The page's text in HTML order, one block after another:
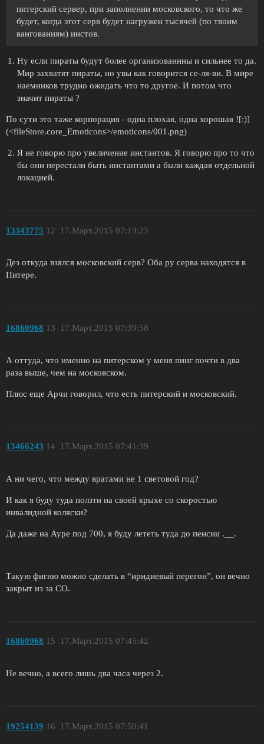
питерский сервер, при заполнении московского, то что же
будет, когда этот серв будет нагружен тысячей (по твоим
вангованиям) инстов.
Ну если пираты будут более организованнны и сильнее то да.
Мир захватят пираты, но увы как говорится се-ля-ви. В мире
наемников трудно ожидать что то другое. И потом что
значит пираты ?
По сути это таже корпорация - одна плохая, одна хорошая ![:)]
(<fileStore.core_Emoticons>/emoticons/001.png)
Я не говорю про увеличение инстантов. Я говорю про то что
бы они перестали быть инстантами а были каждая отдельной
локацией.
13343775 17.Март.2015 07:19:23
12
Дез откуда взялся московский серв? Оба ру серва находятся в
Питере.
16860968 17.Март.2015 07:39:58
13
А оттуда, что именно на питерском у меня пинг почти в два
раза выше, чем на московском.
Плюс еще Арчи говорил, что есть питерский и московский.
13466243 17.Март.2015 07:41:39
14
А ни чего, что между вратами не 1 световой год?
И как я буду туда ползти на своей крыхе со скоростью
инвалидной коляски?
Да даже на Ауре под 700, я буду лететь туда до пенсии .__.
Такую фигню можно сделать в “иридиевый перегон”, он вечно
закрыт из за СО.
16860968 17.Март.2015 07:45:42
15
Не вечно, а всего лишь два часа через 2.
19254139 17.Март.2015 07:50:41
16